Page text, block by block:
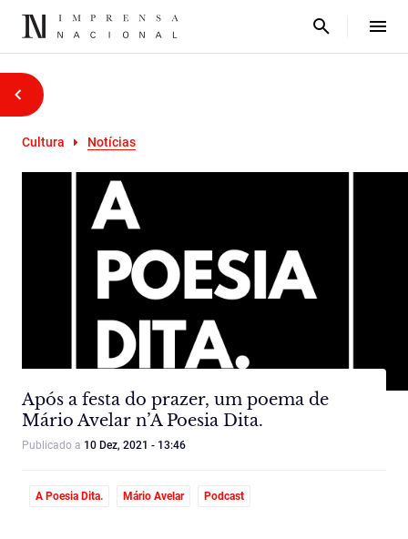
Cultura Notícias
Após a festa do prazer, um poema de
Mário Avelar n’A Poesia Dita.
Publicado a 10 Dez, 2021 - 13:46
A Poesia Dita. Mário Avelar Podcast